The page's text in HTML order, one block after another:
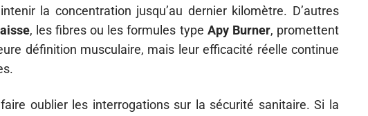
la concentration jusqu’au dernier kilomètre. D’autres
, les fibres ou les formules type Apy Burner, promettent
définition musculaire, mais leur efficacité réelle continue
oublier les interrogations sur la sécurité sanitaire. Si la